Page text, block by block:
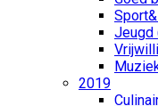
Jeugd
2019